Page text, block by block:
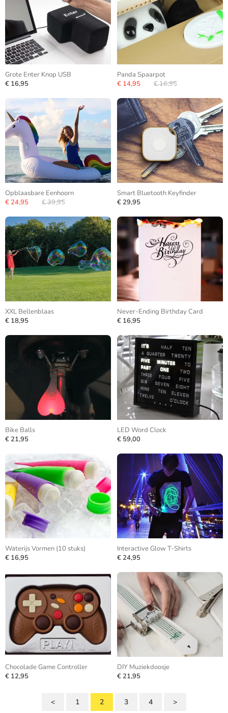
Grote Enter Knop USB
€ 16,95
Panda Spaarpot
€ 14,95
€ 16,95
Opblaasbare Eenhoorn
€ 24,95
€ 39,95
Smart Bluetooth Keyfinder
€ 29,95
XXL Bellenblaas
€ 18,95
Never-Ending Birthday Card
€ 16,95
Bike Balls
€ 21,95
LED Word Clock
€ 59,00
Waterijs Vormen (10 stuks)
€ 16,95
Interactive Glow T-Shirts
€ 24,95
Chocolade Game Controller
€ 12,95
DIY Muziekdoosje
€ 21,95
< 1 2 3 4 >